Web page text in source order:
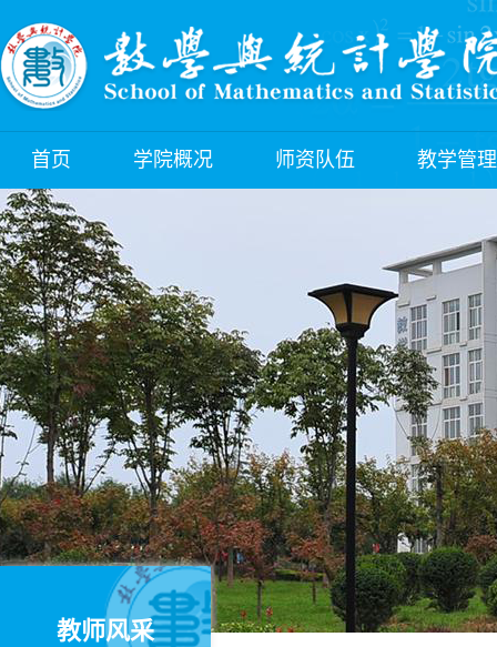
首页 学院概况 师资队伍 教学管理
教师风采